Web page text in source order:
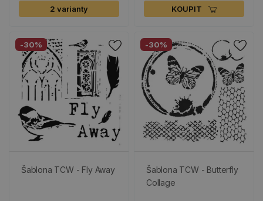
2 varianty KOUPIT
-30%
Šablona TCW - Fly Away
-30%
Šablona TCW - Butterfly
Collage